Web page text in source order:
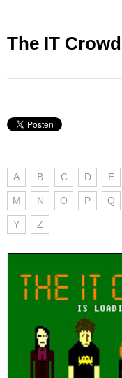
The IT
A B C D E
M N O P Q
Y Z